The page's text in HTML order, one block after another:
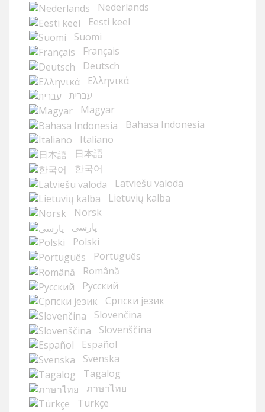
Nederlands
Eesti keel
Suomi
Français
Deutsch
Ελληνικά
עברית
Magyar
Bahasa Indonesia
Italiano
日本語
한국어
Latviešu valoda
Lietuvių kalba
Norsk
پارسی
Polski
Português
Română
Русский
Cрпски језик
Slovenčina
Slovenščina
Español
Svenska
Tagalog
ภาษาไทย
Türkçe